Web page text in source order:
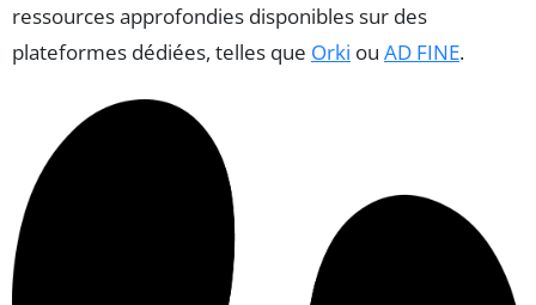
ressources approfondies disponibles sur des
plateformes dédiées, telles que Orki ou AD FINE.